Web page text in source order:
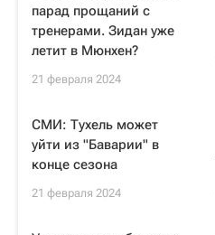
парад прощаний с
тренерами. Зидан уже
летит в Мюнхен?
21 февраля 2024
СМИ: Тухель может
уйти из "Баварии" в
конце сезона
21 февраля 2024